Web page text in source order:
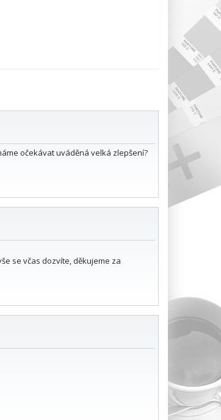
očekávat uváděná velká zlepšení?
se včas dozvíte, děkujeme za